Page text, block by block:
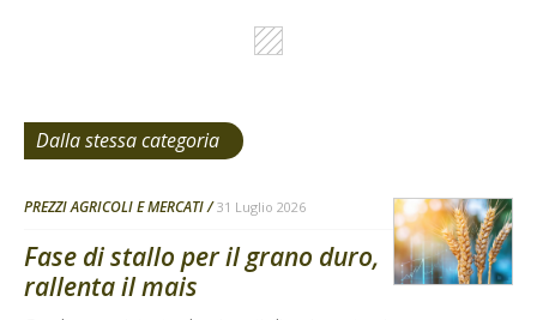
Dalla stessa categoria
PREZZI AGRICOLI E MERCATI 31 Luglio 2026
Fase di stallo per il grano duro,
rallenta il mais